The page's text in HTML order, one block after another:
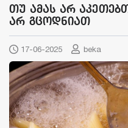
თუ ამას არ
არ გცოდნიათ
17-06-2025 beka